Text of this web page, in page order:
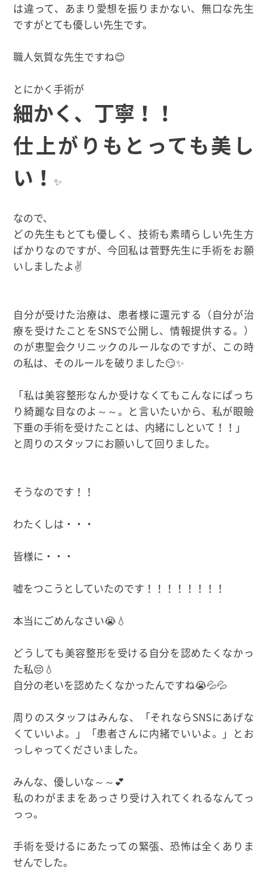
は違って、あまり愛想を振りまかない、無口な先生
ですがとても優しい先生です。
職人気質な先生ですね😊
とにかく手術が
細かく、丁寧！！
仕上がりもとっても美し
い！ ✨
なので、
どの先生もとても優しく、技術も素晴らしい先生方
ばかりなのですが、今回私は菅野先生に手術をお願
いしましたよ✌
自分が受けた治療は、患者様に還元する（自分が治
療を受けたことをSNSで公開し、情報提供する。）
のが恵聖会クリニックのルールなのですが、この時
の私は、そのルールを破りました😏✨
「私は美容整形なんか受けなくてもこんなにぱっち
り綺麗な目なのよ～～。と言いたいから、私が眼瞼
下垂の手術を受けたことは、内緒にしといて！！」
と周りのスタッフにお願いして回りました。
そうなのです！！
わたくしは・・・
皆様に・・・
嘘をつこうとしていたのです！！！！！！！！
本当にごめんなさい😭💧
どうしても美容整形を受ける自分を認めたくなかっ
た私😔💧
自分の老いを認めたくなかったんですね😭💦💦
周りのスタッフはみんな、「それならSNSにあげな
くていいよ。」「患者さんに内緒でいいよ。」とお
っしゃってくださいました。
みんな、優しいな～～💕
私のわがままをあっさり受け入れてくれるなんてっ
っっ。
手術を受けるにあたっての緊張、恐怖は全くありま
せんでした。